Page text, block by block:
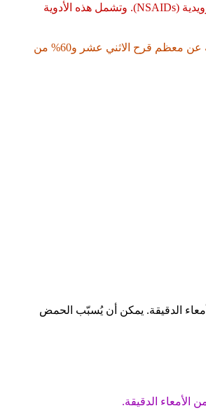
إنّ أكثر الأسباب شيوعاً للإصابة بالقُرَح الهضمية العدوى بجرثومة البكتيريا المَلوية البَوابية (H. pylori) والاستخدام طويل الأمد لأدوية مضادات الالتهاب غير الستيرويدية (NSAIDs). وتشمل هذه الأدوية
وكان يُعتقد سابقاً أنّ التوتر والتدخين والنظام الغذائي، هي الأسباب الرئيسية لقرحة المعدة. لكن بات معلوماً اليوم أنّ بكتيريا الملوية البوابية (H. Pylori) مسؤولة عن معظم قرح الاثني عشر و60% من
الدقيقة. يمكن أن يُسبّب الحمض